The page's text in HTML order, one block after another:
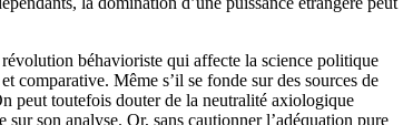
béhavioriste qui affecte la science politique
comparative. Même s’il se fonde sur des sources de
peut toutefois douter de la neutralité axiologique
son analyse. Or, sans cautionner l’adéquation pure